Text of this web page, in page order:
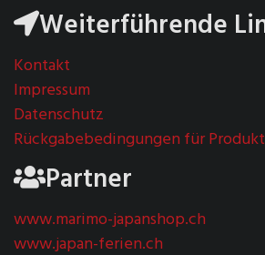
Weiterführende
Kontakt
Impressum
Datenschutz
Rückgabebedingungen für
Partner
www.marimo-japanshop.ch
www.japan-ferien.ch